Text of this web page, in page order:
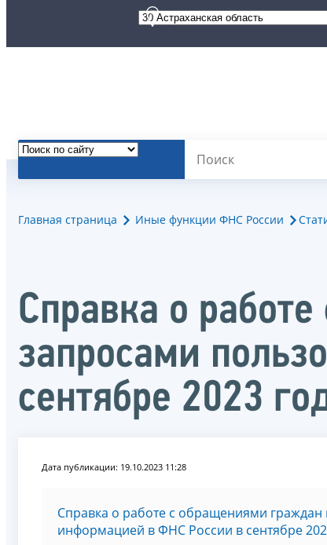
Главная страница Иные функции ФНС России
Справка о
запросами
сентябре 2023
Дата публикации: 19.10.2023 11:28
Справка о работе с обращениями
информацией в ФНС России в сентябре